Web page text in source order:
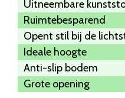
Uitneembare
Ruimtebesparend
Opent stil bij de
Ideale hoogte
Anti-slip bodem
Grote opening